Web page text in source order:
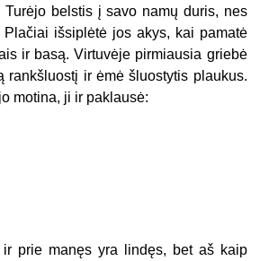
belstis į savo namų duris, nes
Plačiai išsiplėtė jos akys, kai pamatė
ir basą. Virtuvėje pirmiausia griebė
rankšluostį ir ėmė šluostytis plaukus.
motina, ji ir paklausė:
prie manęs yra lindęs, bet aš kaip